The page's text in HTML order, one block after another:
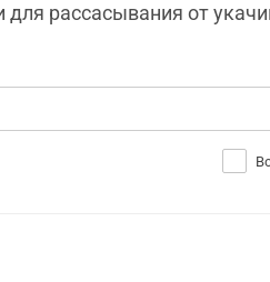
для рассасывания от